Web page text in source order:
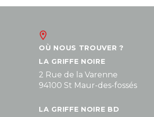
OÙ NOUS TROUVER ?
LA GRIFFE NOIRE
2 Rue de la Varenne
94100 St Maur-des-fossés
LA GRIFFE NOIRE BD